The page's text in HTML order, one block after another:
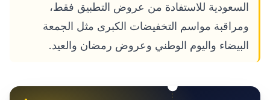
السعودية للاستفادة من عروض التطبيق فقط،
ومراقبة مواسم التخفيضات الكبرى مثل الجمعة
البيضاء واليوم الوطني وعروض رمضان والعيد.